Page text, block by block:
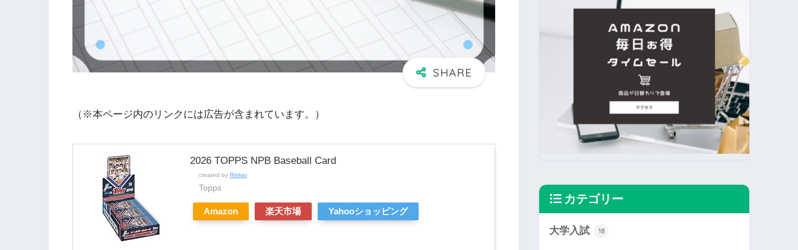
（※本ページ内のリンクには広告が含まれています。）
2026 TOPPS NPB Baseball Card
created by Rinker
Topps
Amazon 楽天市場 Yahooショッピング
カテゴリー
大学入試 18